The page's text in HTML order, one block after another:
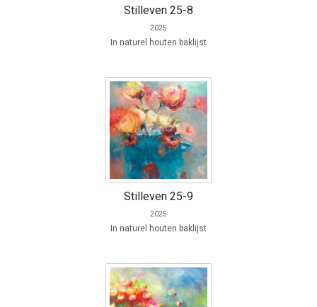
Stilleven 25-8
2025
In naturel houten baklijst
Stilleven 25-9
2025
In naturel houten baklijst